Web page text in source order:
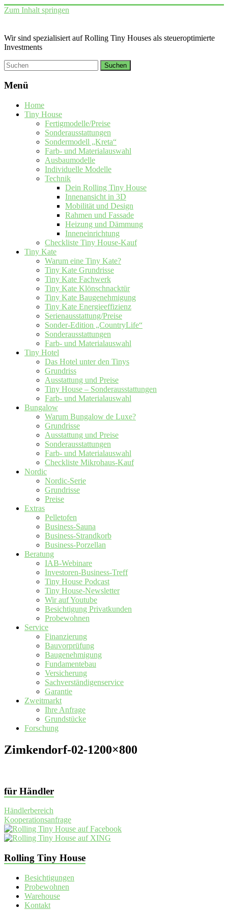
Zum Inhalt springen
Wir sind spezialisiert auf Rolling Tiny Houses als steueroptimierte
Investments
Menü
Home
Tiny House
Fertigmodelle/Preise
Sonderausstattungen
Sondermodell „Kreta“
Farb- und Materialauswahl
Ausbaumodelle
Individuelle Modelle
Technik
Dein Rolling Tiny House
Innenansicht in 3D
Mobilität und Design
Rahmen und Fassade
Heizung und Dämmung
Inneneinrichtung
Checkliste Tiny House-Kauf
Tiny Kate
Warum eine Tiny Kate?
Tiny Kate Grundrisse
Tiny Kate Fachwerk
Tiny Kate Klönschnacktür
Tiny Kate Baugenehmigung
Tiny Kate Energieeffizienz
Serienausstattung/Preise
Sonder-Edition „CountryLife“
Sonderausstattungen
Farb- und Materialauswahl
Tiny Hotel
Das Hotel unter den Tinys
Grundriss
Ausstattung und Preise
Tiny House – Sonderausstattungen
Farb- und Materialauswahl
Bungalow
Warum Bungalow de Luxe?
Grundrisse
Ausstattung und Preise
Sonderausstattungen
Farb- und Materialauswahl
Checkliste Mikrohaus-Kauf
Nordic
Nordic-Serie
Grundrisse
Preise
Extras
Pelletofen
Business-Sauna
Business-Strandkorb
Business-Porzellan
Beratung
IAB-Webinare
Investoren-Business-Treff
Tiny House Podcast
Tiny House-Newsletter
Wir auf Youtube
Besichtigung Privatkunden
Probewohnen
Service
Finanzierung
Bauvorprüfung
Baugenehmigung
Fundamentebau
Versicherung
Sachverständigenservice
Garantie
Zweitmarkt
Ihre Anfrage
Grundstücke
Forschung
Zimkendorf-02-1200×800
für Händler
Händlerbereich
Kooperationsanfrage
Rolling Tiny House
Besichtigungen
Probewohnen
Warehouse
Kontakt